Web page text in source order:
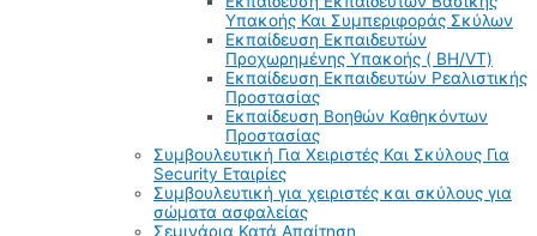
Υπακοής Και Συμπεριφοράς Σκύλων
Εκπαίδευση Εκπαιδευτών
Προχωρημένης Υπακοής ( BH/VT)
Εκπαίδευση Εκπαιδευτών Ρεαλιστικής
Προστασίας
Εκπαίδευση Βοηθών Καθηκόντων
Προστασίας
Συμβουλευτική Για Χειριστές Και Σκύλους Για
Security Εταιρίες
Συμβουλευτική για χειριστές και σκύλους για
σώματα ασφαλείας
Σεμινάρια Κατά Απαίτηση